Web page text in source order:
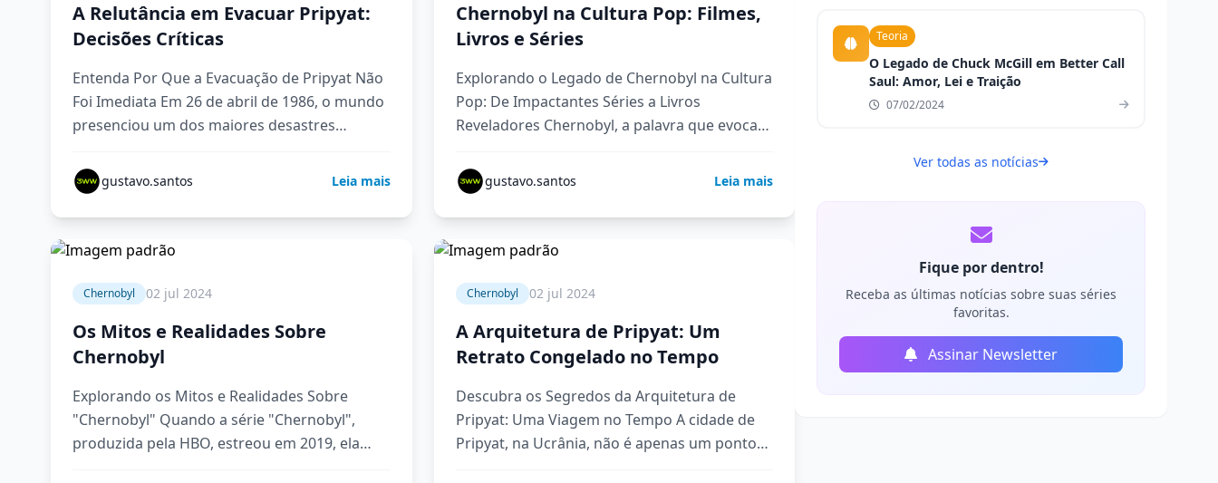
A Relutância em Evacuar Pripyat:
Decisões Críticas
Entenda Por Que a Evacuação de Pripyat Não
Foi Imediata Em 26 de abril de 1986, o mundo
presenciou um dos maiores desastres
gustavo.santos Leia mais
Chernobyl na Cultura Pop: Filmes,
Livros e Séries
Explorando o Legado de Chernobyl na Cultura
Pop: De Impactantes Séries a Livros
Reveladores Chernobyl, a palavra que evoca
curiosamente,…
gustavo.santos Leia mais
Chernobyl 02 jul 2024
Os Mitos e Realidades Sobre
Chernobyl
Explorando os Mitos e Realidades Sobre
"Chernobyl" Quando a série "Chernobyl",
produzida pela HBO, estreou em 2019, ela
Chernobyl 02 jul 2024
A Arquitetura de Pripyat: Um
Retrato Congelado no Tempo
Descubra os Segredos da Arquitetura de
Pripyat: Uma Viagem no Tempo A cidade de
Pripyat, na Ucrânia, não é apenas um ponto
Teoria
O Legado de Chuck McGill em Better Call
Saul: Amor, Lei e Traição
07/02/2024
Ver todas as notícias
Fique por dentro!
Receba as últimas notícias sobre suas séries
favoritas.
Assinar Newsletter